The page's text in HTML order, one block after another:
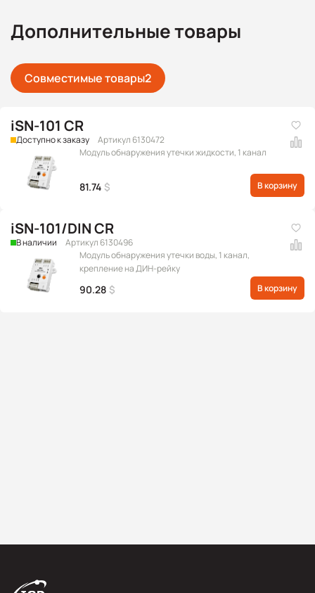
Дополнительные товары
Совместимые товары2
iSN-101 CR
Доступно к заказу
Артикул 6130472
Модуль обнаружения утечки жидкости, 1 канал
81.74 $ В корзину
iSN-101/DIN CR
В наличии
Артикул 6130496
Модуль обнаружения утечки воды, 1 канал,
крепление на ДИН-рейку
90.28 $ В корзину